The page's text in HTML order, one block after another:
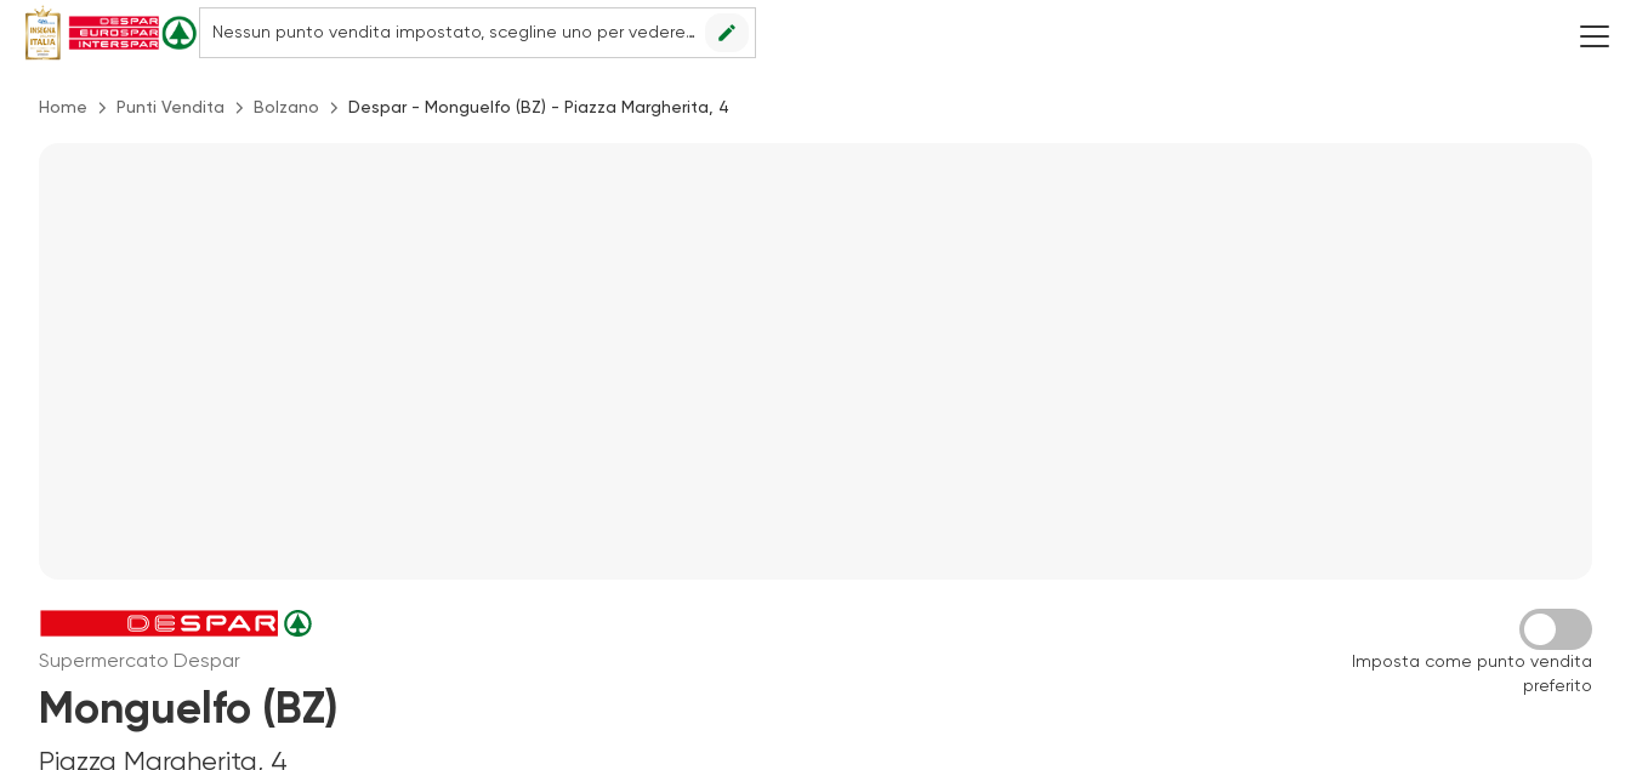
Nessun punto vendita impostato, scegline uno per vedere le offerte. edit
Home Punti Vendita Bolzano Despar - Monguelfo (BZ) - Piazza Margherita, 4
Supermercato Despar
Monguelfo (BZ)
Piazza Margherita, 4
Imposta come punto vendita
preferito